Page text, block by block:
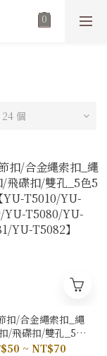
個
扣/合金繩索扣_繩
/飛碟扣/雙孔_5色
【YU-T5010/YU-
~ NT$70